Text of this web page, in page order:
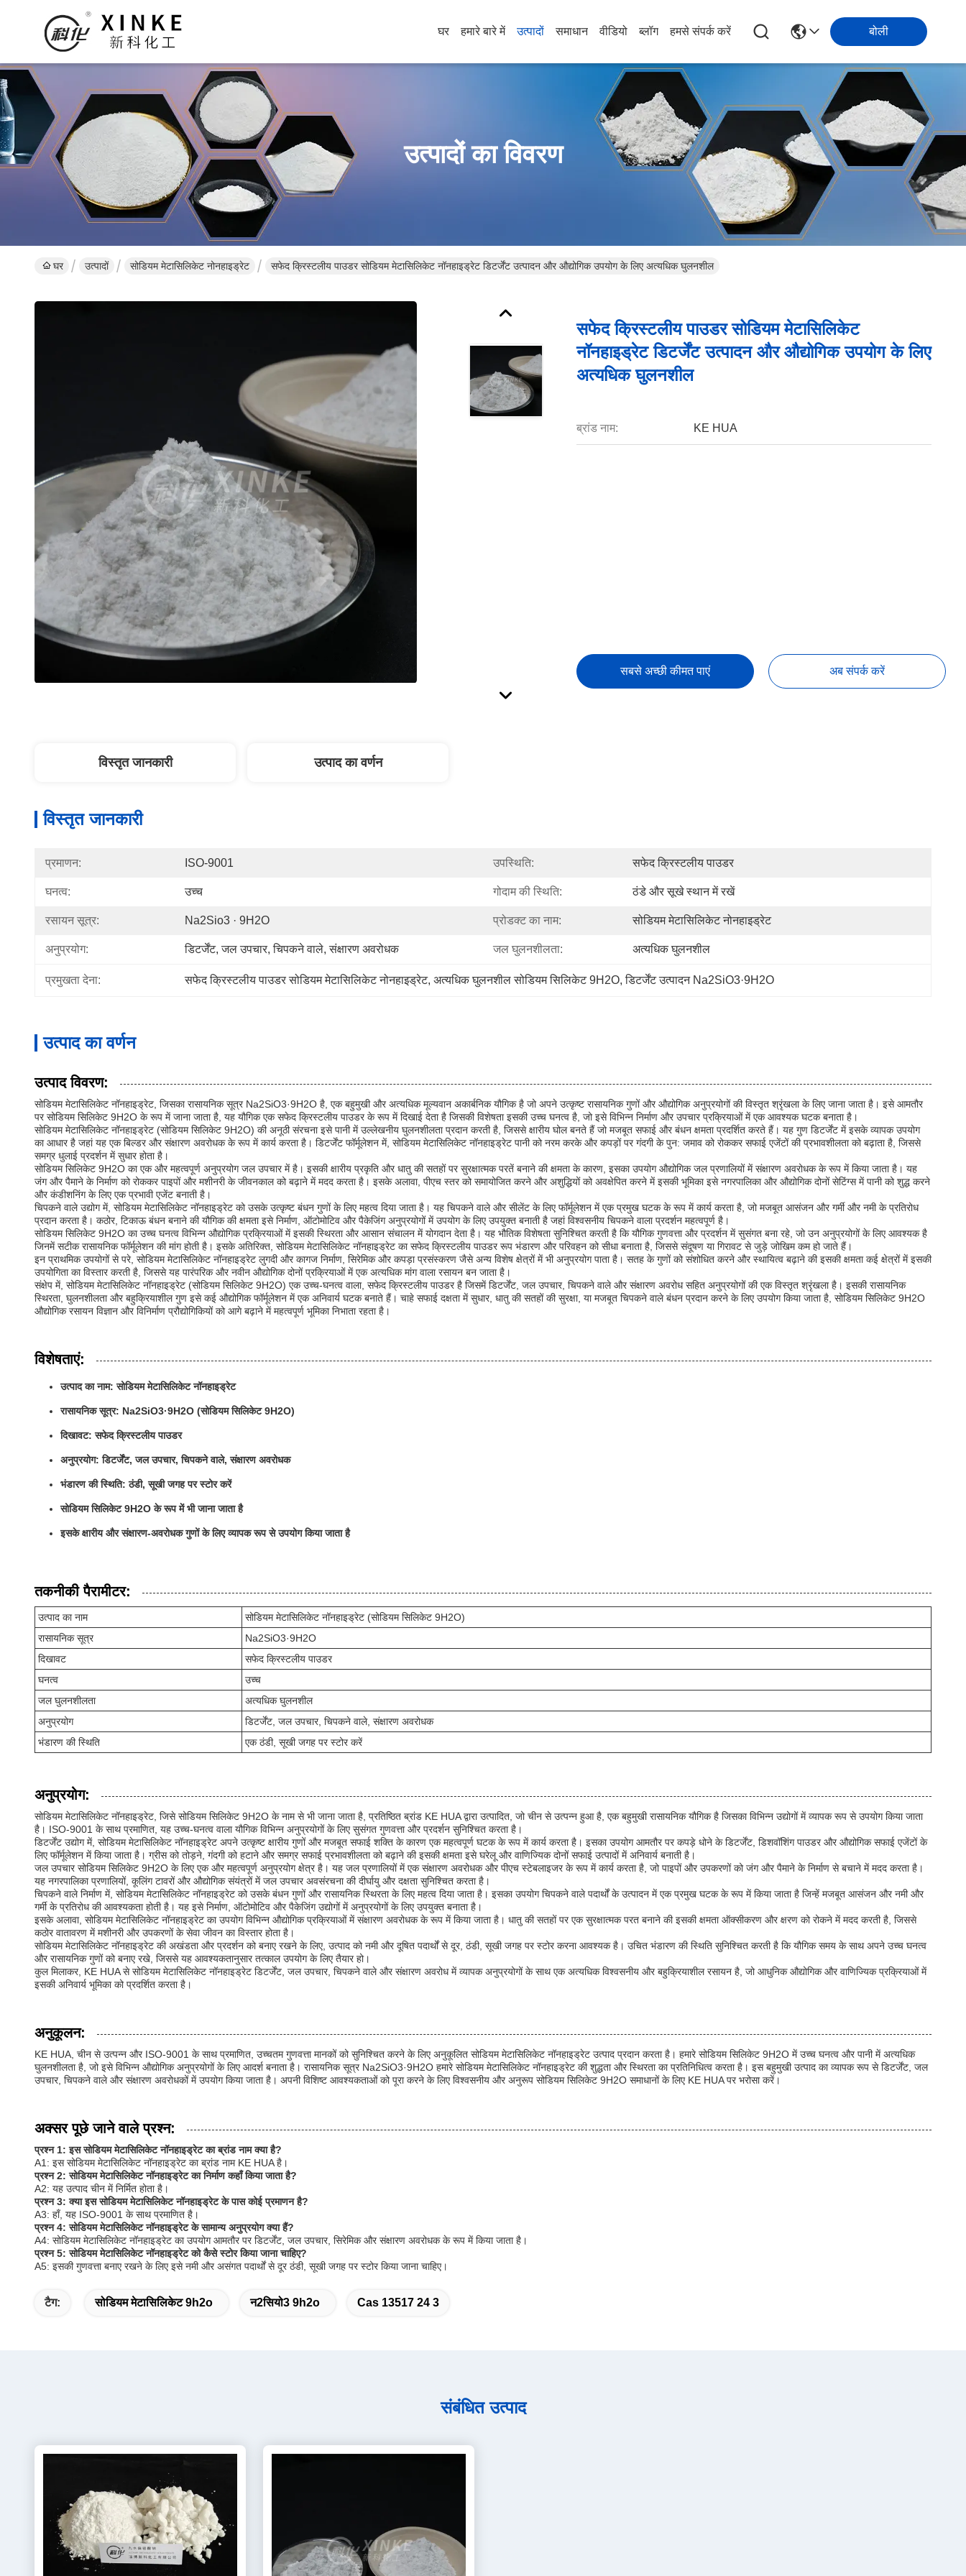
घर हमारे बारे में उत्पादों समाधान वीडियो ब्लॉग हमसे संपर्क करें बोली
उत्पादों का विवरण
घर उत्पादों सोडियम मेटासिलिकेट नोनहाइड्रेट सफेद क्रिस्टलीय पाउडर सोडियम मेटासिलिकेट नॉनहाइड्रेट डिटर्जेंट उत्पादन और औद्योगिक उपयोग के लिए अत्यधिक घुलनशील
सफेद क्रिस्टलीय पाउडर सोडियम मेटासिलिकेट
नॉनहाइड्रेट डिटर्जेंट उत्पादन और औद्योगिक उपयोग के लिए
अत्यधिक घुलनशील
ब्रांड नाम: KE HUA
सबसे अच्छी कीमत पाएं अब संपर्क करें
विस्तृत जानकारी उत्पाद का वर्णन
विस्तृत जानकारी
प्रमाणन: ISO-9001 उपस्थिति: सफेद क्रिस्टलीय पाउडर
घनत्व: उच्च गोदाम की स्थिति: ठंडे और सूखे स्थान में रखें
रसायन सूत्र: Na2Sio3 · 9H2O प्रोडक्ट का नाम: सोडियम मेटासिलिकेट नोनहाइड्रेट
अनुप्रयोग: डिटर्जेंट, जल उपचार, चिपकने वाले, संक्षारण अवरोधक जल घुलनशीलता: अत्यधिक घुलनशील
प्रमुखता देना: सफेद क्रिस्टलीय पाउडर सोडियम मेटासिलिकेट नोनहाइड्रेट, अत्यधिक घुलनशील सोडियम सिलिकेट 9H2O, डिटर्जेंट उत्पादन Na2SiO3·9H2O
उत्पाद का वर्णन
उत्पाद विवरण:
सोडियम मेटासिलिकेट नॉनहाइड्रेट, जिसका रासायनिक सूत्र Na2SiO3·9H2O है, एक बहुमुखी और अत्यधिक मूल्यवान अकार्बनिक यौगिक है जो अपने उत्कृष्ट रासायनिक गुणों और औद्योगिक अनुप्रयोगों की विस्तृत श्रृंखला के लिए जाना जाता है। इसे आमतौर
पर सोडियम सिलिकेट 9H2O के रूप में जाना जाता है, यह यौगिक एक सफेद क्रिस्टलीय पाउडर के रूप में दिखाई देता है जिसकी विशेषता इसकी उच्च घनत्व है, जो इसे विभिन्न निर्माण और उपचार प्रक्रियाओं में एक आवश्यक घटक बनाता है।
सोडियम मेटासिलिकेट नॉनहाइड्रेट (सोडियम सिलिकेट 9H2O) की अनूठी संरचना इसे पानी में उल्लेखनीय घुलनशीलता प्रदान करती है, जिससे क्षारीय घोल बनते हैं जो मजबूत सफाई और बंधन क्षमता प्रदर्शित करते हैं। यह गुण डिटर्जेंट में इसके व्यापक उपयोग
का आधार है जहां यह एक बिल्डर और संक्षारण अवरोधक के रूप में कार्य करता है। डिटर्जेंट फॉर्मूलेशन में, सोडियम मेटासिलिकेट नॉनहाइड्रेट पानी को नरम करके और कपड़ों पर गंदगी के पुन: जमाव को रोककर सफाई एजेंटों की प्रभावशीलता को बढ़ाता है, जिससे
समग्र धुलाई प्रदर्शन में सुधार होता है।
सोडियम सिलिकेट 9H2O का एक और महत्वपूर्ण अनुप्रयोग जल उपचार में है। इसकी क्षारीय प्रकृति और धातु की सतहों पर सुरक्षात्मक परतें बनाने की क्षमता के कारण, इसका उपयोग औद्योगिक जल प्रणालियों में संक्षारण अवरोधक के रूप में किया जाता है। यह
जंग और पैमाने के निर्माण को रोककर पाइपों और मशीनरी के जीवनकाल को बढ़ाने में मदद करता है। इसके अलावा, पीएच स्तर को समायोजित करने और अशुद्धियों को अवक्षेपित करने में इसकी भूमिका इसे नगरपालिका और औद्योगिक दोनों सेटिंग्स में पानी को शुद्ध करने
और कंडीशनिंग के लिए एक प्रभावी एजेंट बनाती है।
चिपकने वाले उद्योग में, सोडियम मेटासिलिकेट नॉनहाइड्रेट को उसके उत्कृष्ट बंधन गुणों के लिए महत्व दिया जाता है। यह चिपकने वाले और सीलेंट के लिए फॉर्मूलेशन में एक प्रमुख घटक के रूप में कार्य करता है, जो मजबूत आसंजन और गर्मी और नमी के प्रतिरोध
प्रदान करता है। कठोर, टिकाऊ बंधन बनाने की यौगिक की क्षमता इसे निर्माण, ऑटोमोटिव और पैकेजिंग अनुप्रयोगों में उपयोग के लिए उपयुक्त बनाती है जहां विश्वसनीय चिपकने वाला प्रदर्शन महत्वपूर्ण है।
सोडियम सिलिकेट 9H2O का उच्च घनत्व विभिन्न औद्योगिक प्रक्रियाओं में इसकी स्थिरता और आसान संचालन में योगदान देता है। यह भौतिक विशेषता सुनिश्चित करती है कि यौगिक गुणवत्ता और प्रदर्शन में सुसंगत बना रहे, जो उन अनुप्रयोगों के लिए आवश्यक है
जिनमें सटीक रासायनिक फॉर्मूलेशन की मांग होती है। इसके अतिरिक्त, सोडियम मेटासिलिकेट नॉनहाइड्रेट का सफेद क्रिस्टलीय पाउडर रूप भंडारण और परिवहन को सीधा बनाता है, जिससे संदूषण या गिरावट से जुड़े जोखिम कम हो जाते हैं।
इन प्राथमिक उपयोगों से परे, सोडियम मेटासिलिकेट नॉनहाइड्रेट लुगदी और कागज निर्माण, सिरेमिक और कपड़ा प्रसंस्करण जैसे अन्य विशेष क्षेत्रों में भी अनुप्रयोग पाता है। सतह के गुणों को संशोधित करने और स्थायित्व बढ़ाने की इसकी क्षमता कई क्षेत्रों में इसकी
उपयोगिता का विस्तार करती है, जिससे यह पारंपरिक और नवीन औद्योगिक दोनों प्रक्रियाओं में एक अत्यधिक मांग वाला रसायन बन जाता है।
संक्षेप में, सोडियम मेटासिलिकेट नॉनहाइड्रेट (सोडियम सिलिकेट 9H2O) एक उच्च-घनत्व वाला, सफेद क्रिस्टलीय पाउडर है जिसमें डिटर्जेंट, जल उपचार, चिपकने वाले और संक्षारण अवरोध सहित अनुप्रयोगों की एक विस्तृत श्रृंखला है। इसकी रासायनिक
स्थिरता, घुलनशीलता और बहुक्रियाशील गुण इसे कई औद्योगिक फॉर्मूलेशन में एक अनिवार्य घटक बनाते हैं। चाहे सफाई दक्षता में सुधार, धातु की सतहों की सुरक्षा, या मजबूत चिपकने वाले बंधन प्रदान करने के लिए उपयोग किया जाता है, सोडियम सिलिकेट 9H2O
औद्योगिक रसायन विज्ञान और विनिर्माण प्रौद्योगिकियों को आगे बढ़ाने में महत्वपूर्ण भूमिका निभाता रहता है।
विशेषताएं:
उत्पाद का नाम: सोडियम मेटासिलिकेट नॉनहाइड्रेट
रासायनिक सूत्र: Na2SiO3·9H2O (सोडियम सिलिकेट 9H2O)
दिखावट: सफेद क्रिस्टलीय पाउडर
अनुप्रयोग: डिटर्जेंट, जल उपचार, चिपकने वाले, संक्षारण अवरोधक
भंडारण की स्थिति: ठंडी, सूखी जगह पर स्टोर करें
सोडियम सिलिकेट 9H2O के रूप में भी जाना जाता है
इसके क्षारीय और संक्षारण-अवरोधक गुणों के लिए व्यापक रूप से उपयोग किया जाता है
तकनीकी पैरामीटर:
उत्पाद का नाम
सोडियम मेटासिलिकेट नॉनहाइड्रेट (सोडियम सिलिकेट 9H2O)
रासायनिक सूत्र
Na2SiO3·9H2O
दिखावट
सफेद क्रिस्टलीय पाउडर
घनत्व
उच्च
जल घुलनशीलता
अत्यधिक घुलनशील
अनुप्रयोग
डिटर्जेंट, जल उपचार, चिपकने वाले, संक्षारण अवरोधक
भंडारण की स्थिति
एक ठंडी, सूखी जगह पर स्टोर करें
अनुप्रयोग:
सोडियम मेटासिलिकेट नॉनहाइड्रेट, जिसे सोडियम सिलिकेट 9H2O के नाम से भी जाना जाता है, प्रतिष्ठित ब्रांड KE HUA द्वारा उत्पादित, जो चीन से उत्पन्न हुआ है, एक बहुमुखी रासायनिक यौगिक है जिसका विभिन्न उद्योगों में व्यापक रूप से उपयोग किया जाता
है। ISO-9001 के साथ प्रमाणित, यह उच्च-घनत्व वाला यौगिक विभिन्न अनुप्रयोगों के लिए सुसंगत गुणवत्ता और प्रदर्शन सुनिश्चित करता है।
डिटर्जेंट उद्योग में, सोडियम मेटासिलिकेट नॉनहाइड्रेट अपने उत्कृष्ट क्षारीय गुणों और मजबूत सफाई शक्ति के कारण एक महत्वपूर्ण घटक के रूप में कार्य करता है। इसका उपयोग आमतौर पर कपड़े धोने के डिटर्जेंट, डिशवॉशिंग पाउडर और औद्योगिक सफाई एजेंटों के
लिए फॉर्मूलेशन में किया जाता है। ग्रीस को तोड़ने, गंदगी को हटाने और समग्र सफाई प्रभावशीलता को बढ़ाने की इसकी क्षमता इसे घरेलू और वाणिज्यिक दोनों सफाई उत्पादों में अनिवार्य बनाती है।
जल उपचार सोडियम सिलिकेट 9H2O के लिए एक और महत्वपूर्ण अनुप्रयोग क्षेत्र है। यह जल प्रणालियों में एक संक्षारण अवरोधक और पीएच स्टेबलाइजर के रूप में कार्य करता है, जो पाइपों और उपकरणों को जंग और पैमाने के निर्माण से बचाने में मदद करता है।
यह नगरपालिका प्रणालियों, कूलिंग टावरों और औद्योगिक संयंत्रों में जल उपचार अवसंरचना की दीर्घायु और दक्षता सुनिश्चित करता है।
चिपकने वाले निर्माण में, सोडियम मेटासिलिकेट नॉनहाइड्रेट को उसके बंधन गुणों और रासायनिक स्थिरता के लिए महत्व दिया जाता है। इसका उपयोग चिपकने वाले पदार्थों के उत्पादन में एक प्रमुख घटक के रूप में किया जाता है जिन्हें मजबूत आसंजन और नमी और
गर्मी के प्रतिरोध की आवश्यकता होती है। यह इसे निर्माण, ऑटोमोटिव और पैकेजिंग उद्योगों में अनुप्रयोगों के लिए उपयुक्त बनाता है।
इसके अलावा, सोडियम मेटासिलिकेट नॉनहाइड्रेट का उपयोग विभिन्न औद्योगिक प्रक्रियाओं में संक्षारण अवरोधक के रूप में किया जाता है। धातु की सतहों पर एक सुरक्षात्मक परत बनाने की इसकी क्षमता ऑक्सीकरण और क्षरण को रोकने में मदद करती है, जिससे
कठोर वातावरण में मशीनरी और उपकरणों के सेवा जीवन का विस्तार होता है।
सोडियम मेटासिलिकेट नॉनहाइड्रेट की अखंडता और प्रदर्शन को बनाए रखने के लिए, उत्पाद को नमी और दूषित पदार्थों से दूर, ठंडी, सूखी जगह पर स्टोर करना आवश्यक है। उचित भंडारण की स्थिति सुनिश्चित करती है कि यौगिक समय के साथ अपने उच्च घनत्व
और रासायनिक गुणों को बनाए रखे, जिससे यह आवश्यकतानुसार तत्काल उपयोग के लिए तैयार हो।
कुल मिलाकर, KE HUA से सोडियम मेटासिलिकेट नॉनहाइड्रेट डिटर्जेंट, जल उपचार, चिपकने वाले और संक्षारण अवरोध में व्यापक अनुप्रयोगों के साथ एक अत्यधिक विश्वसनीय और बहुक्रियाशील रसायन है, जो आधुनिक औद्योगिक और वाणिज्यिक प्रक्रियाओं में
इसकी अनिवार्य भूमिका को प्रदर्शित करता है।
अनुकूलन:
KE HUA, चीन से उत्पन्न और ISO-9001 के साथ प्रमाणित, उच्चतम गुणवत्ता मानकों को सुनिश्चित करने के लिए अनुकूलित सोडियम मेटासिलिकेट नॉनहाइड्रेट उत्पाद प्रदान करता है। हमारे सोडियम सिलिकेट 9H2O में उच्च घनत्व और पानी में अत्यधिक
घुलनशीलता है, जो इसे विभिन्न औद्योगिक अनुप्रयोगों के लिए आदर्श बनाता है। रासायनिक सूत्र Na2SiO3·9H2O हमारे सोडियम मेटासिलिकेट नॉनहाइड्रेट की शुद्धता और स्थिरता का प्रतिनिधित्व करता है। इस बहुमुखी उत्पाद का व्यापक रूप से डिटर्जेंट, जल
उपचार, चिपकने वाले और संक्षारण अवरोधकों में उपयोग किया जाता है। अपनी विशिष्ट आवश्यकताओं को पूरा करने के लिए विश्वसनीय और अनुरूप सोडियम सिलिकेट 9H2O समाधानों के लिए KE HUA पर भरोसा करें।
अक्सर पूछे जाने वाले प्रश्न:
प्रश्न 1: इस सोडियम मेटासिलिकेट नॉनहाइड्रेट का ब्रांड नाम क्या है?
A1: इस सोडियम मेटासिलिकेट नॉनहाइड्रेट का ब्रांड नाम KE HUA है।
प्रश्न 2: सोडियम मेटासिलिकेट नॉनहाइड्रेट का निर्माण कहाँ किया जाता है?
A2: यह उत्पाद चीन में निर्मित होता है।
प्रश्न 3: क्या इस सोडियम मेटासिलिकेट नॉनहाइड्रेट के पास कोई प्रमाणन है?
A3: हाँ, यह ISO-9001 के साथ प्रमाणित है।
प्रश्न 4: सोडियम मेटासिलिकेट नॉनहाइड्रेट के सामान्य अनुप्रयोग क्या हैं?
A4: सोडियम मेटासिलिकेट नॉनहाइड्रेट का उपयोग आमतौर पर डिटर्जेंट, जल उपचार, सिरेमिक और संक्षारण अवरोधक के रूप में किया जाता है।
प्रश्न 5: सोडियम मेटासिलिकेट नॉनहाइड्रेट को कैसे स्टोर किया जाना चाहिए?
A5: इसकी गुणवत्ता बनाए रखने के लिए इसे नमी और असंगत पदार्थों से दूर ठंडी, सूखी जगह पर स्टोर किया जाना चाहिए।
टैग: सोडियम मेटासिलिकेट 9h2o न2सियो3 9h2o Cas 13517 24 3
संबंधित उत्पाद